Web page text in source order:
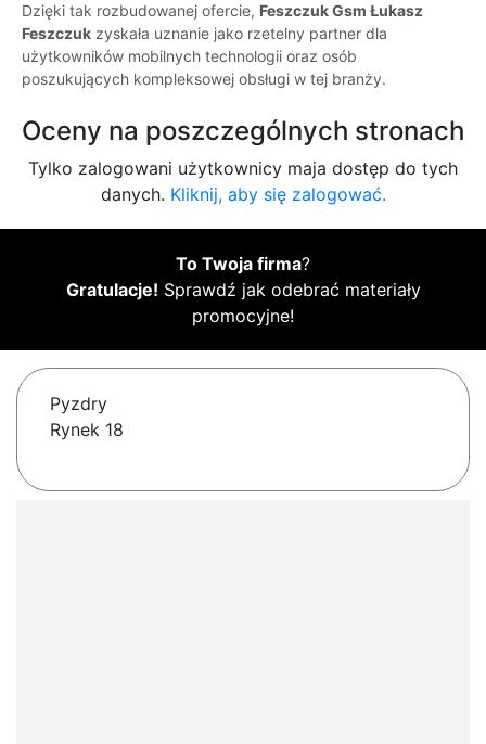
Dzięki tak rozbudowanej ofercie, Feszczuk Gsm Łukasz
Feszczuk zyskała uznanie jako rzetelny partner dla
użytkowników mobilnych technologii oraz osób
poszukujących kompleksowej obsługi w tej branży.
Oceny na poszczególnych stronach
Tylko zalogowani użytkownicy maja dostęp do tych
danych. Kliknij, aby się zalogować.
To Twoja firma?
Gratulacje! Sprawdź jak odebrać materiały
promocyjne!
Pyzdry
Rynek 18